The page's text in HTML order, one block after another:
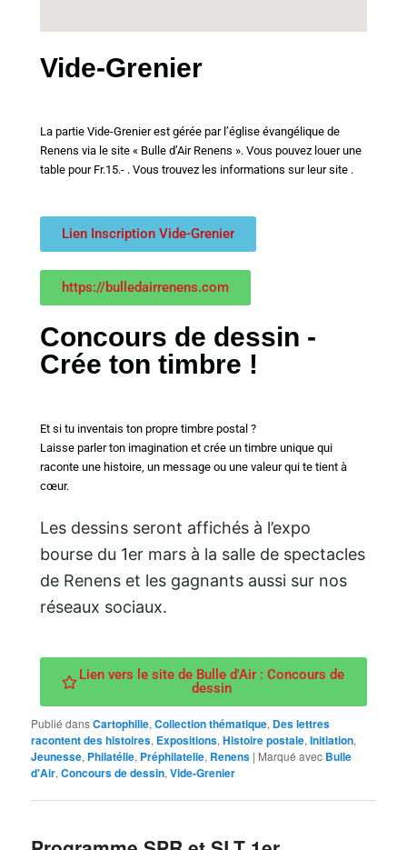
Vide-Grenier
La partie Vide-Grenier est gérée par l’église évangélique de
Renens via le site « Bulle d’Air Renens ». Vous pouvez louer une
table pour Fr.15.- . Vous trouvez les informations sur leur site .
Lien Inscription Vide-Grenier
https://bulledairrenens.com
Concours de dessin -
Crée ton timbre !
Et si tu inventais ton propre timbre postal ?
Laisse parler ton imagination et crée un timbre unique qui
raconte une histoire, un message ou une valeur qui te tient à
cœur.
Les dessins seront affichés à l’expo
bourse du 1er mars à la salle de spectacles
de Renens et les gagnants aussi sur nos
réseaux sociaux.
Lien vers le site de Bulle d'Air : Concours de
dessin
Publié dansCartophilie,Collection thématique, Des lettres
racontent des histoires, Expositions,Histoire postale,Initiation,
Jeunesse, Philatélie, Préphilatelie, Renens | Marqué avec Bulle
d'Air,Concours de dessin,Vide-Grenier